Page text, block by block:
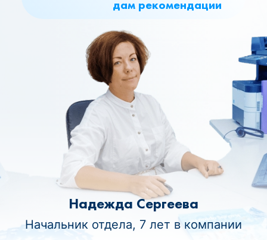
дам рекомендации
Надежда Сергеева
Начальник отдела, 7 лет в компании